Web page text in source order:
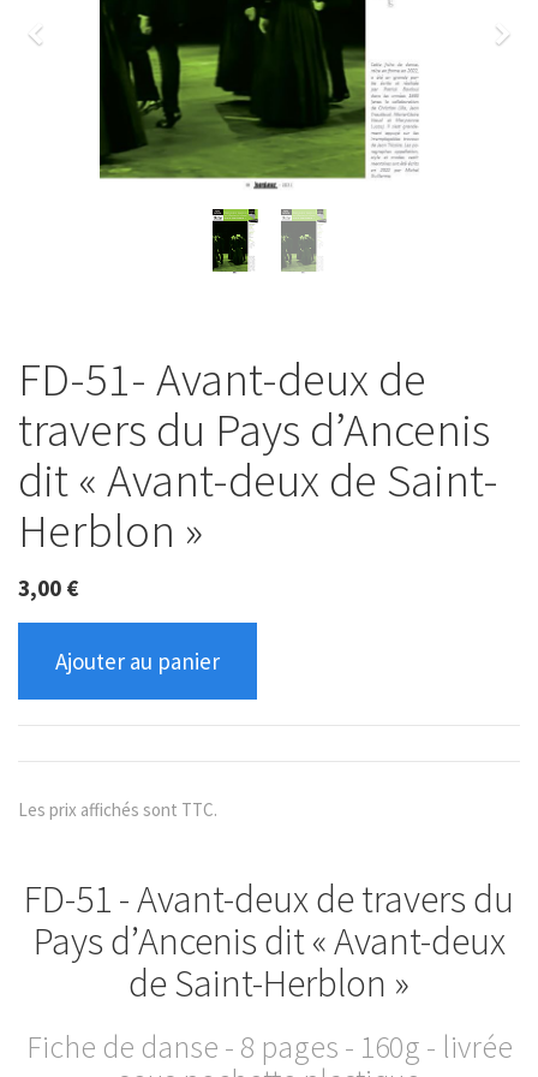
Previous
FD-51- Avant-deux de
travers du Pays d’Ancenis
dit « Avant-deux de Saint-
Herblon »
3,00 €
Ajouter au panier
Les prix affichés sont TTC.
FD-51 - Avant-deux de travers du
Pays d’Ancenis dit « Avant-deux
de Saint-Herblon »
Fiche de danse - 8 pages - 160g - livrée